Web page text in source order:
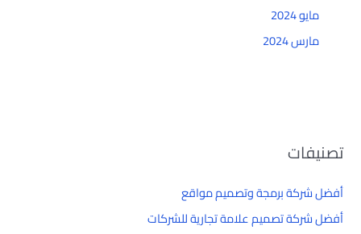
مايو 2024
مارس 2024
تصنيفات
أفضل شركة برمجة وتصميم مواقع
أفضل شركة تصميم علامة تجارية للشركات